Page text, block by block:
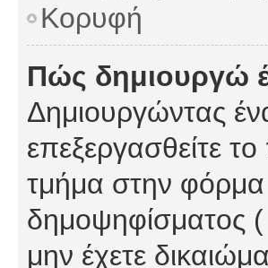
Κορυφή
Πώς δημιουργώ
Δημιουργώντας
επεξεργασθείτε
τμήμα στην φόρμα
δημοψηφίσματος (
μην έχετε